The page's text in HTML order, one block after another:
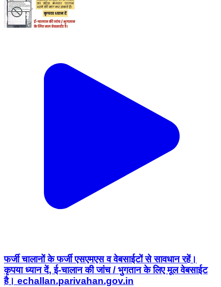
फर्जी चालानों के फर्जी एसएमएस व वेबसाईटों से सावधान रहें।
कृपया ध्यान दें, ई-चालान की जांच / भुगतान के लिए मूल वेबसाईट
है। echallan.parivahan.gov.in